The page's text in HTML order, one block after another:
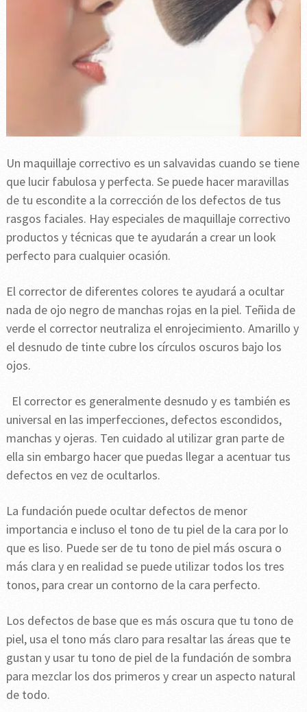
Un maquillaje correctivo es un salvavidas cuando se tiene
que lucir fabulosa y perfecta. Se puede hacer maravillas
de tu escondite a la corrección de los defectos de tus
rasgos faciales. Hay especiales de maquillaje correctivo
productos y técnicas que te ayudarán a crear un look
perfecto para cualquier ocasión.
El corrector de diferentes colores te ayudará a ocultar
nada de ojo negro de manchas rojas en la piel. Teñida de
verde el corrector neutraliza el enrojecimiento. Amarillo y
el desnudo de tinte cubre los círculos oscuros bajo los
ojos.
El corrector es generalmente desnudo y es también es
universal en las imperfecciones, defectos escondidos,
manchas y ojeras. Ten cuidado al utilizar gran parte de
ella sin embargo hacer que puedas llegar a acentuar tus
defectos en vez de ocultarlos.
La fundación puede ocultar defectos de menor
importancia e incluso el tono de tu piel de la cara por lo
que es liso. Puede ser de tu tono de piel más oscura o
más clara y en realidad se puede utilizar todos los tres
tonos, para crear un contorno de la cara perfecto.
Los defectos de base que es más oscura que tu tono de
piel, usa el tono más claro para resaltar las áreas que te
gustan y usar tu tono de piel de la fundación de sombra
para mezclar los dos primeros y crear un aspecto natural
de todo.